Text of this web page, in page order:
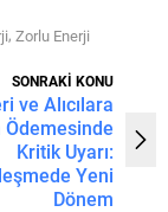
, Zorlu Enerji
SONRAKİ KONU
ve Alıcılara
Ödemesinde
Kritik Uyarı:
Yeni
Dönem